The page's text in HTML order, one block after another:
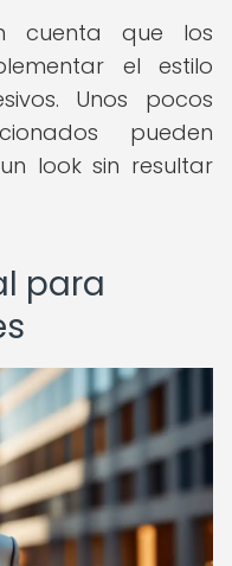
cuenta que los
el estilo
Unos pocos
pueden
look sin resultar
para